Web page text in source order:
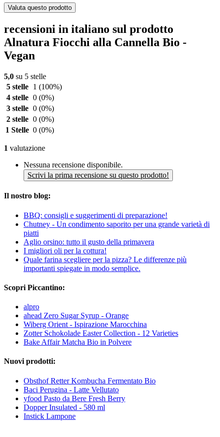
Valuta questo prodotto
recensioni in italiano sul prodotto
Alnatura Fiocchi alla Cannella Bio -
Vegan
5,0 su 5 stelle
5 stelle
1 (100%)
4 stelle 0 (0%)
3 stelle 0 (0%)
2 stelle 0 (0%)
1 Stelle 0 (0%)
1 valutazione
Nessuna recensione disponibile.
Scrivi la prima recensione su questo prodotto!
Il nostro blog:
BBQ: consigli e suggerimenti di preparazione!
Chutney - Un condimento saporito per una grande varietà di
piatti
Aglio orsino: tutto il gusto della primavera
I migliori oli per la cottura!
Quale farina scegliere per la pizza? Le differenze più
importanti spiegate in modo semplice.
Scopri Piccantino:
alpro
ahead Zero Sugar Syrup - Orange
Wiberg Orient - Ispirazione Marocchina
Zotter Schokolade Easter Collection - 12 Varieties
Bake Affair Matcha Bio in Polvere
Nuovi prodotti:
Obsthof Retter Kombucha Fermentato Bio
Baci Perugina - Latte Vellutato
yfood Pasto da Bere Fresh Berry
Dopper Insulated - 580 ml
Instick Lampone